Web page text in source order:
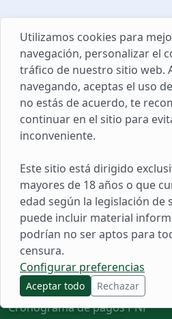
Red Policial
Lima Metropolitana, Perú
946764412
hola@redpolicial.com
Populares
Ascenso PNP
Cronograma de pagos PNP
Utilizamos cookies para
navegación, personalizar el
tráfico de nuestro sitio web.
navegando, aceptas el uso
no estás de acuerdo, te
continuar en el sitio para
inconveniente.
Este sitio está dirigido
mayores de 18 años o que
edad según la legislación de
puede incluir material
podrían no ser aptos para
censura.
Configurar preferencias
Aceptar todo Rechazar